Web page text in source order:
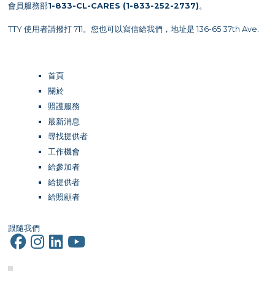
會員服務部1-833-CL-CARES (1-833-252-2737) 。
TTY 使用者請撥打 711。您也可以寫信給我們，地址是 136-65 37th Ave.
首頁
關於
照護服務
最新消息
尋找提供者
工作機會
給參加者
給提供者
給照顧者
跟隨我們